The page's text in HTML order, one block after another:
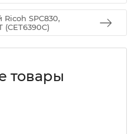
SPC830,
(CET6390C)
товары